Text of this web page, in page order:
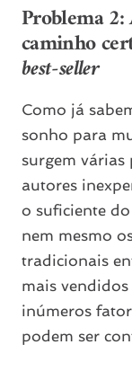
Problema
caminho
best-seller
Como já
sonho para
surgem várias
autores
o suficiente
nem mesmo
tradicionais
mais
inúmeros
podem ser